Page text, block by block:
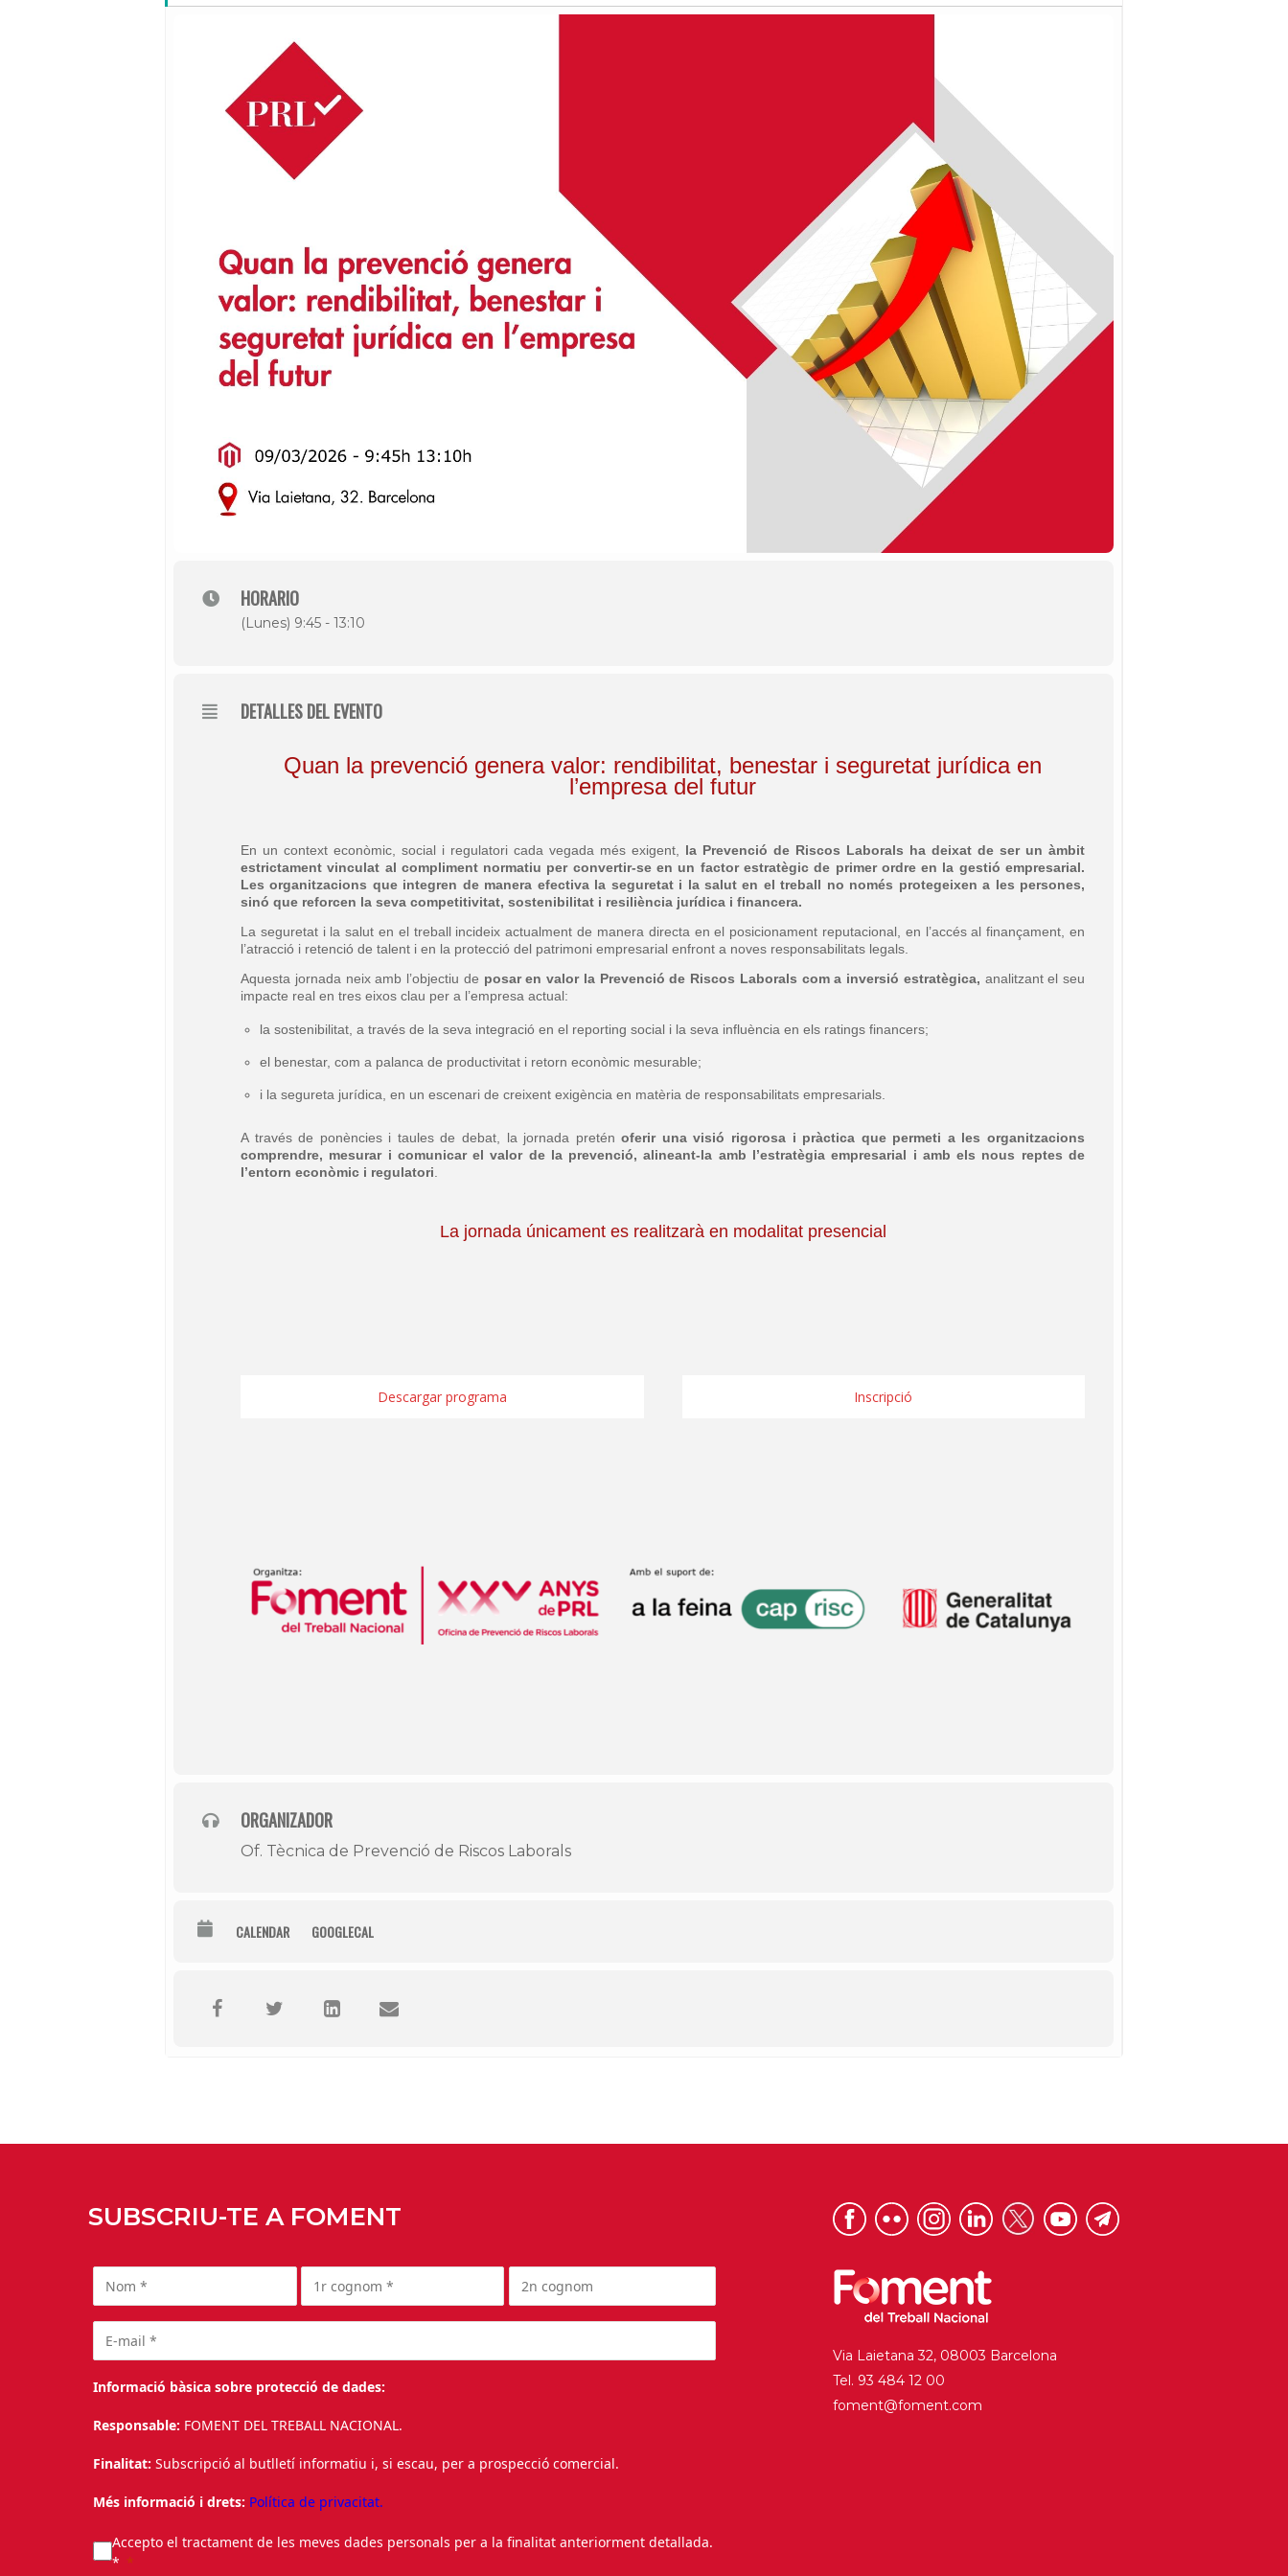
HORARIO
(Lunes) 9:45 - 13:10
DETALLES DEL EVENTO
Quan la prevenció genera valor: rendibilitat, benestar i seguretat jurídica en
l’empresa del futur
En un context econòmic, social i regulatori cada vegada més exigent, la Prevenció de Riscos Laborals ha deixat de ser un àmbit
estrictament vinculat al compliment normatiu per convertir-se en un factor estratègic de primer ordre en la gestió empresarial.
Les organitzacions que integren de manera efectiva la seguretat i la salut en el treball no només protegeixen a les persones,
sinó que reforcen la seva competitivitat, sostenibilitat i resiliència jurídica i financera.
La seguretat i la salut en el treball incideix actualment de manera directa en el posicionament reputacional, en l’accés al finançament, en
l’atracció i retenció de talent i en la protecció del patrimoni empresarial enfront a noves responsabilitats legals.
Aquesta jornada neix amb l’objectiu de posar en valor la Prevenció de Riscos Laborals com a inversió estratègica, analitzant el seu
impacte real en tres eixos clau per a l’empresa actual:
la sostenibilitat, a través de la seva integració en el reporting social i la seva influència en els ratings financers;
el benestar, com a palanca de productivitat i retorn econòmic mesurable;
i la segureta jurídica, en un escenari de creixent exigència en matèria de responsabilitats empresarials.
A través de ponències i taules de debat, la jornada preténoferir una visió rigorosa i pràctica que permeti a les organitzacions
comprendre, mesurar i comunicar el valor de la prevenció, alineant-la amb l’estratègia empresarial i amb els nous reptes de
l’entorn econòmic i regulatori
La jornada únicament es realitzarà en modalitat presencial
Descargar programa Inscripció
ORGANIZADOR
Of. Tècnica de Prevenció de Riscos Laborals
CALENDAR GOOGLECAL
SUBSCRIU-TE A FOMENT
Informació bàsica sobre protecció de dades:
Responsable: FOMENT DEL TREBALL NACIONAL.
Finalitat: Subscripció al butlletí informatiu i, si escau, per a prospecció comercial.
Més informació i drets: Política de privacitat.
Accepto el tractament de les meves dades personals per a la finalitat anteriorment detallada.
*
Via Laietana 32, 08003 Barcelona
Tel. 93 484 12 00
foment@foment.com